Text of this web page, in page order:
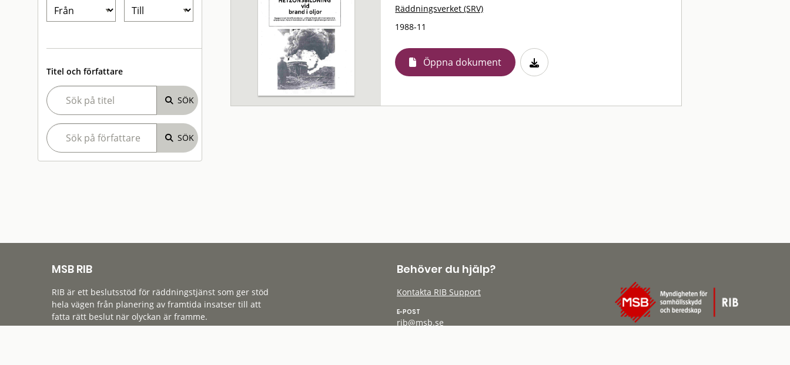
Titel och författare
Räddningsverket (SRV)
1988-11
Öppna dokument
MSB RIB
RIB är ett beslutsstöd för räddningstjänst som ger stöd
hela vägen från planering av framtida insatser till att
fatta rätt beslut när olyckan är framme.
Behöver du hjälp?
Kontakta RIB Support
E-POST
rib@msb.se